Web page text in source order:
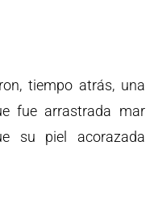
tiempo atrás, una
fue arrastrada mar
su piel acorazada